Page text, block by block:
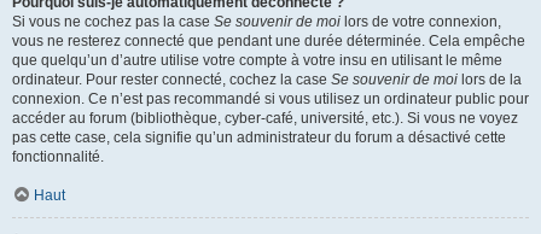
Si vous ne cochez pas la case Se souvenir de moi lors de votre connexion,
vous ne resterez connecté que pendant une durée déterminée. Cela empêche
que quelqu’un d’autre utilise votre compte à votre insu en utilisant le même
ordinateur. Pour rester connecté, cochez la case Se souvenir de moi lors de la
connexion. Ce n’est pas recommandé si vous utilisez un ordinateur public pour
accéder au forum (bibliothèque, cyber-café, université, etc.). Si vous ne voyez
pas cette case, cela signifie qu’un administrateur du forum a désactivé cette
fonctionnalité.
Haut